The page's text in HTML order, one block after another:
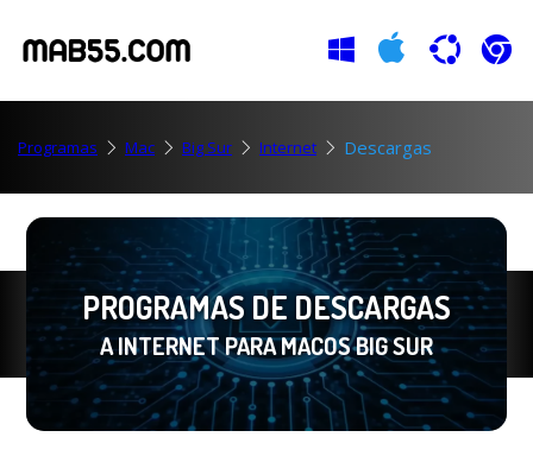
Programas Mac Big Sur Internet Descargas
PROGRAMAS DE DESCARGAS
A INTERNET PARA MACOS BIG SUR